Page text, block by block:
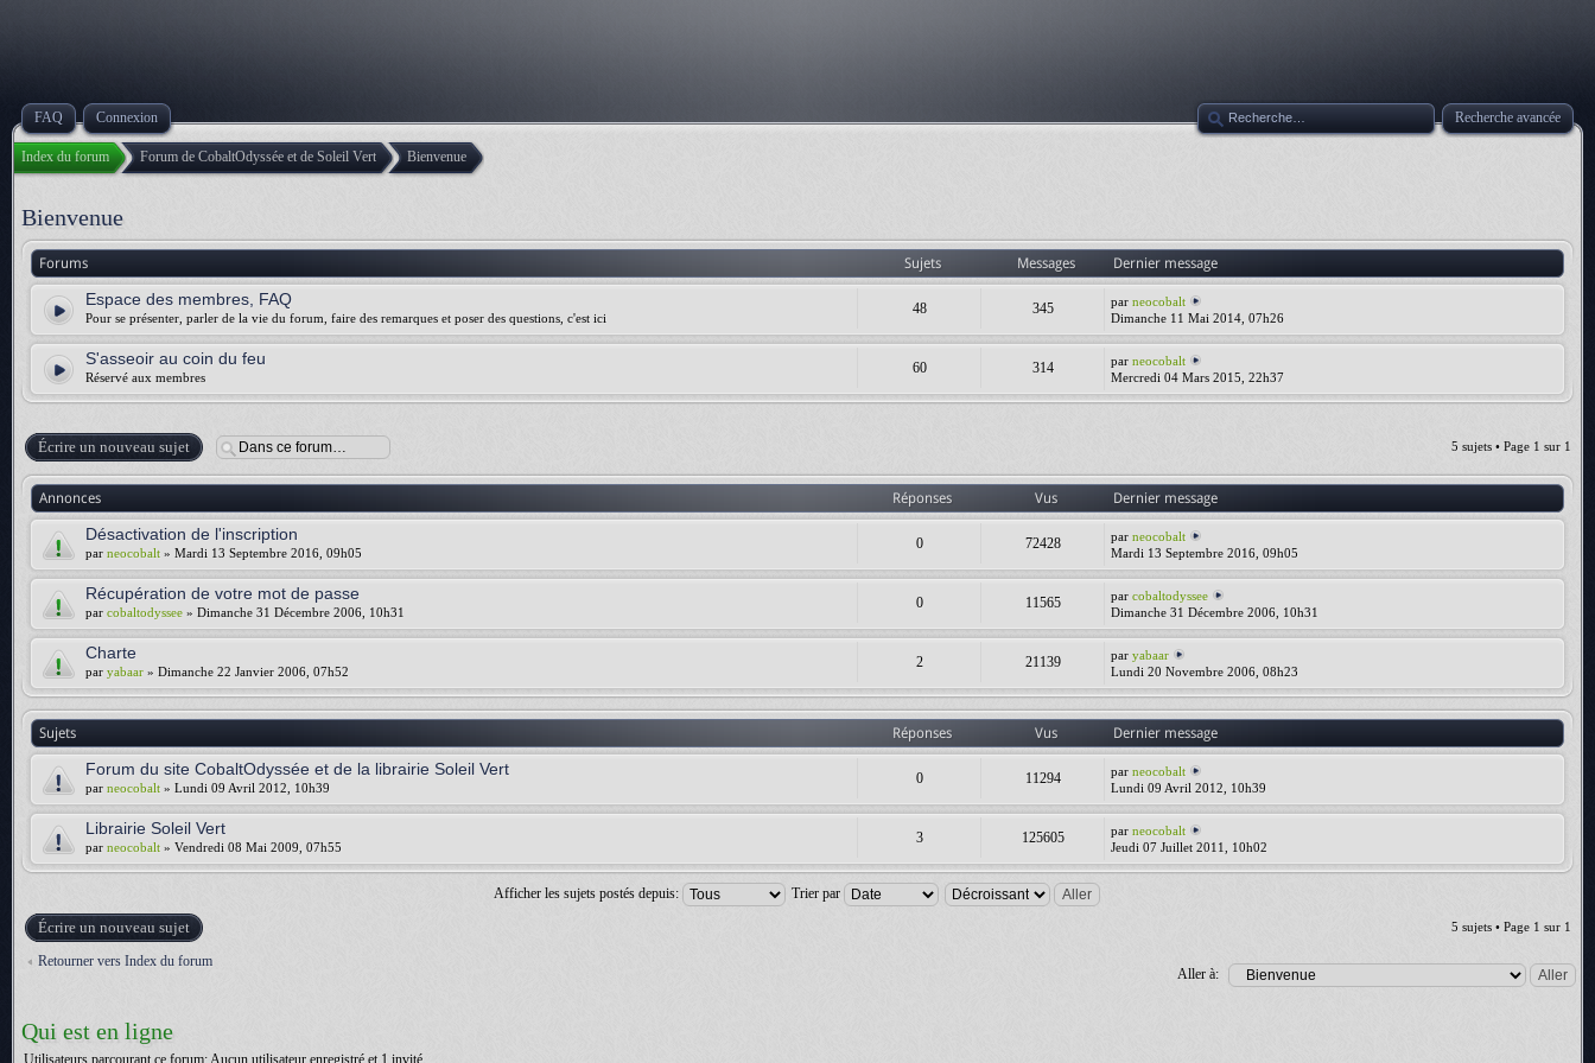
FAQ Connexion Recherche avancée
Index du forum Forum de CobaltOdyssée et de Soleil Vert Bienvenue
Bienvenue
Forums Sujets Messages Dernier message
Espace des membres, FAQ
Pour se présenter, parler de la vie du forum, faire des remarques et poser des questions, c'est ici
48 345 parneocobalt
Dimanche 11 Mai 2014, 07h26
S'asseoir au coin du feu
Réservé aux membres
60 314 parneocobalt
Mercredi 04 Mars 2015, 22h37
Écrire un nouveau sujet 5 sujets • Page 1 sur 1
Annonces Réponses Vus Dernier message
Désactivation de l'inscription
par neocobalt » Mardi 13 Septembre 2016, 09h05
0 72428 parneocobalt
Mardi 13 Septembre 2016, 09h05
Récupération de votre mot de passe
par cobaltodyssee » Dimanche 31 Décembre 2006, 10h31
0 11565 parcobaltodyssee
Dimanche 31 Décembre 2006, 10h31
Charte
par yabaar » Dimanche 22 Janvier 2006, 07h52
2 21139 paryabaar
Lundi 20 Novembre 2006, 08h23
Sujets Réponses Vus Dernier message
Forum du site CobaltOdyssée et de la librairie Soleil Vert
par neocobalt » Lundi 09 Avril 2012, 10h39
0 11294 parneocobalt
Lundi 09 Avril 2012, 10h39
Librairie Soleil Vert
par neocobalt » Vendredi 08 Mai 2009, 07h55
3 125605 parneocobalt
Jeudi 07 Juillet 2011, 10h02
Afficher les sujets postés depuis: Trier par
Écrire un nouveau sujet 5 sujets • Page 1 sur 1
Retourner vers Index du forum
Aller à:
Qui est en ligne
Utilisateurs parcourant ce forum: Aucun utilisateur enregistré et 1 invité